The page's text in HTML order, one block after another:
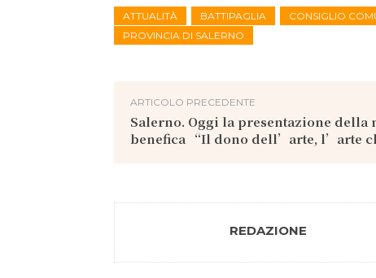
ATTUALITÀ BATTIPAGLIA CONSIGLIO
PROVINCIA DI SALERNO
ARTICOLO PRECEDENTE
Salerno. Oggi la presentazione della
benefica “Il dono dell’arte, l’arte
REDAZIONE